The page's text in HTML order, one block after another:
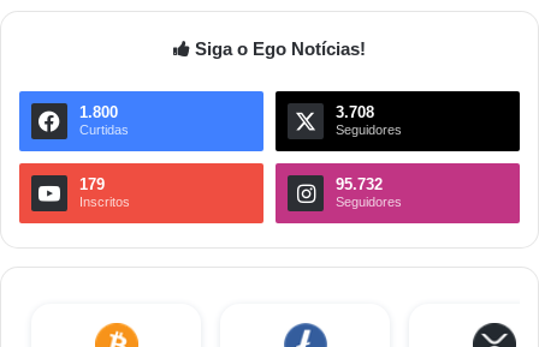
Siga o Ego Notícias!
1.800
Curtidas
3.708
Seguidores
179
Inscritos
95.732
Seguidores